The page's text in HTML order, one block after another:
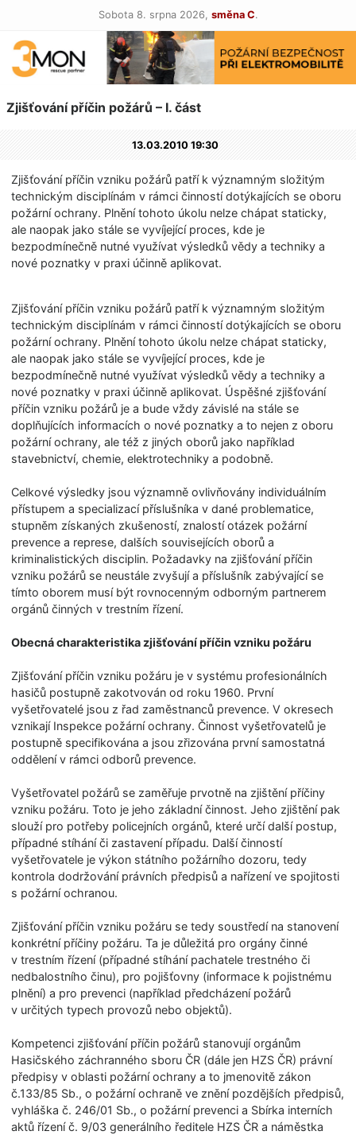
Sobota 8. srpna 2026, směna C.
Zjišťování příčin požárů – I. část
13.03.2010 19:30
Zjišťování příčin vzniku požárů patří k významným složitým
technickým disciplínám v rámci činností dotýkajících se oboru
požární ochrany. Plnění tohoto úkolu nelze chápat staticky,
ale naopak jako stále se vyvíjející proces, kde je
bezpodmínečně nutné využívat výsledků vědy a techniky a
nové poznatky v praxi účinně aplikovat.
Zjišťování příčin vzniku požárů patří k významným složitým
technickým disciplínám v rámci činností dotýkajících se oboru
požární ochrany. Plnění tohoto úkolu nelze chápat staticky,
ale naopak jako stále se vyvíjející proces, kde je
bezpodmínečně nutné využívat výsledků vědy a techniky a
nové poznatky v praxi účinně aplikovat. Úspěšné zjišťování
příčin vzniku požárů je a bude vždy závislé na stále se
doplňujících informacích o nové poznatky a to nejen z oboru
požární ochrany, ale též z jiných oborů jako například
stavebnictví, chemie, elektrotechniky a podobně.
Celkové výsledky jsou významně ovlivňovány individuálním
přístupem a specializací příslušníka v dané problematice,
stupněm získaných zkušeností, znalostí otázek požární
prevence a represe, dalších souvisejících oborů a
kriminalistických disciplin. Požadavky na zjišťování příčin
vzniku požárů se neustále zvyšují a příslušník zabývající se
tímto oborem musí být rovnocenným odborným partnerem
orgánů činných v trestním řízení.
Obecná charakteristika zjišťování příčin vzniku požáru
Zjišťování příčin vzniku požáru je v systému profesionálních
hasičů postupně zakotvován od roku 1960. První
vyšetřovatelé jsou z řad zaměstnanců prevence. V okresech
vznikají Inspekce požární ochrany. Činnost vyšetřovatelů je
postupně specifikována a jsou zřizována první samostatná
oddělení v rámci odborů prevence.
Vyšetřovatel požárů se zaměřuje prvotně na zjištění příčiny
vzniku požáru. Toto je jeho základní činnost. Jeho zjištění pak
slouží pro potřeby policejních orgánů, které určí další postup,
případné stíhání či zastavení případu. Další činností
vyšetřovatele je výkon státního požárního dozoru, tedy
kontrola dodržování právních předpisů a nařízení ve spojitosti
s požární ochranou.
Zjišťování příčin vzniku požáru se tedy soustředí na stanovení
konkrétní příčiny požáru. Ta je důležitá pro orgány činné
v trestním řízení (případné stíhání pachatele trestného či
nedbalostního činu), pro pojišťovny (informace k pojistnému
plnění) a pro prevenci (například předcházení požárů
v určitých typech provozů nebo objektů).
Kompetenci zjišťování příčin požárů stanovují orgánům
Hasičského záchranného sboru ČR (dále jen HZS ČR) právní
předpisy v oblasti požární ochrany a to jmenovitě zákon
č.133/85 Sb., o požární ochraně ve znění pozdějších předpisů,
vyhláška č. 246/01 Sb., o požární prevenci a Sbírka interních
aktů řízení č. 9/03 generálního ředitele HZS ČR a náměstka